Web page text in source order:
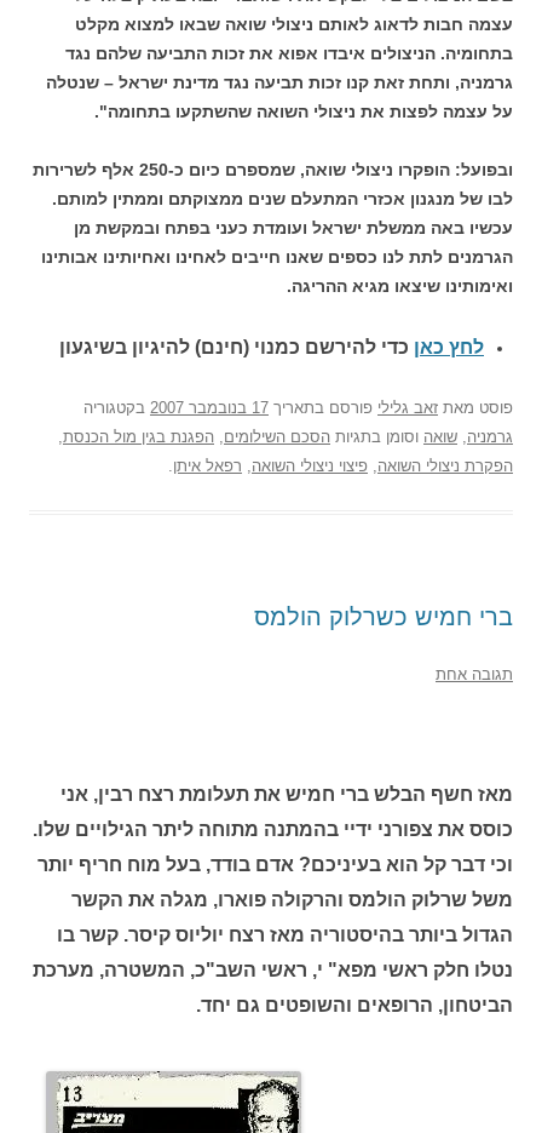
עצמה חבות לדאוג לאותם ניצולי שואה שבאו למצוא מקלט
בתחומיה. הניצולים איבדו אפוא את זכות התביעה שלהם נגד
גרמניה, ותחת זאת קנו זכות תביעה נגד מדינת ישראל – שנטלה
על עצמה לפצות את ניצולי השואה שהשתקעו בתחומה".
ובפועל: הופקרו ניצולי שואה, שמספרם כיום כ-250 אלף לשרירות
לבו של מנגנון אכזרי המתעלם שנים ממצוקתם וממתין למותם.
עכשיו באה ממשלת ישראל ועומדת כעני בפתח ובמקשת מן
הגרמנים לתת לנו כספים שאנו חייבים לאחינו ואחיותינו אבותינו
ואימותינו שיצאו מגיא ההריגה.
לחץ כאן כדי להירשם כמנוי (חינם) להיגיון בשיגעון
פוסט מאת זאב גלילי פורסם בתאריך 17 בנובמבר 2007
בקטגוריה
גרמניה, שואה וסומן בתגיות הסכם השילומים, הפגנת בגין מול הכנסת,
הפקרת ניצולי השואה, פיצוי ניצולי השואה, רפאל איתן.
ברי חמיש כשרלוק הולמס
תגובה אחת
מאז חשף הבלש ברי חמיש את תעלומת רצח רבין, אני
כוסס את צפורני ידיי בהמתנה מתוחה ליתר הגילויים שלו.
וכי דבר קל הוא בעיניכם? אדם בודד, בעל מוח חריף יותר
משל שרלוק הולמס והרקולה פוארו, מגלה את הקשר
הגדול ביותר בהיסטוריה מאז רצח יוליוס קיסר. קשר בו
נטלו חלק ראשי מפא" י, ראשי השב"כ, המשטרה, מערכת
הביטחון, הרופאים והשופטים גם יחד.